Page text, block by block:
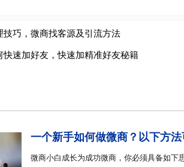
技巧，微商找客源及引流方法
快速加好友，快速加精准好友秘籍
一个新手如何做微商？以下方法
微商小白成长为成功微商，你必须具备如下